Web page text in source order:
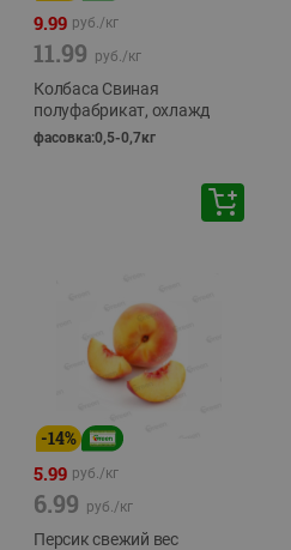
9.99 руб./кг
11.99 руб./кг
Колбаса Свиная
полуфабрикат, охлажд
фасовка:0,5-0,7кг
-14%
5.99 руб./кг
6.99 руб./кг
Персик свежий вес